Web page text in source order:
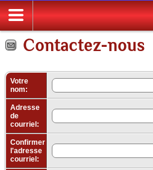
Contactez-nous
Votre
nom:
Adresse
de
courriel:
Confirmer
l'adresse
courriel: